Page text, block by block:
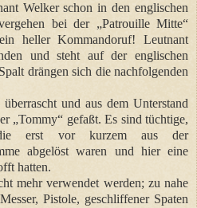
Welker schon in den englischen
bei der „Patrouille Mitte“
heller Kommandoruf! Leutnant
und steht auf der englischen
drängen sich die nachfolgenden
und aus dem Unterstand
„Tommy“ gefaßt. Es sind tüchtige,
die erst vor kurzem aus der
abgelöst waren und hier eine
hatten.
mehr verwendet werden; zu nahe
Pistole, geschliffener Spaten